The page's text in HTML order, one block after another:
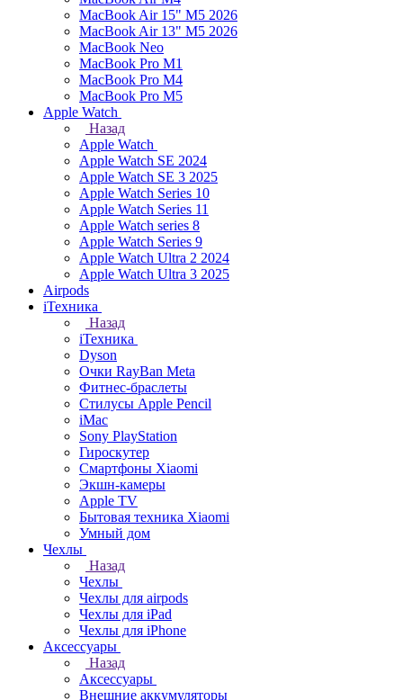
MacBook Air 15" М5 2026
MacBook Air 13" М5 2026
MacBook Neo
MacBook Pro M1
MacBook Pro M4
MacBook Pro M5
Apple Watch
Назад
Apple Watch
Apple Watch SE 2024
Apple Watch SE 3 2025
Apple Watch Series 10
Apple Watch Series 11
Apple Watch series 8
Apple Watch Series 9
Apple Watch Ultra 2 2024
Apple Watch Ultra 3 2025
Airpods
iТехника
Назад
iТехника
Dyson
Очки RayBan Meta
Фитнес-браслеты
Стилусы Apple Pencil
iMac
Sony PlayStation
Гироскутер
Смартфоны Xiaomi
Экшн-камеры
Apple TV
Бытовая техника Xiaomi
Умный дом
Чехлы
Назад
Чехлы
Чехлы для airpods
Чехлы для iPad
Чехлы для iPhone
Аксессуары
Назад
Аксессуары
Внешние аккумуляторы